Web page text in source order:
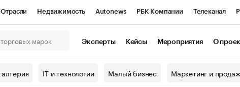
Отрасли Недвижимость Autonews РБК Компании Телеканал
Проверка контрагентов
Эксперты Кейсы Мероприятия О
IT и технологии Малый бизнес Маркетинг и